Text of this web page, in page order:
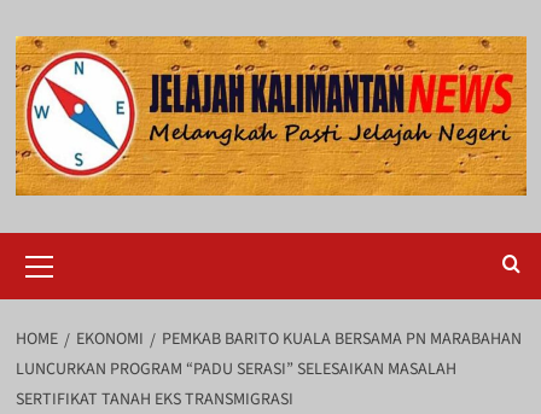
to
content
Menu
HOME EKONOMI
PEMKAB BARITO KUALA BERSAMA PN MARABAHAN
LUNCURKAN PROGRAM “PADU SERASI” SELESAIKAN MASALAH
SERTIFIKAT TANAH EKS TRANSMIGRASI